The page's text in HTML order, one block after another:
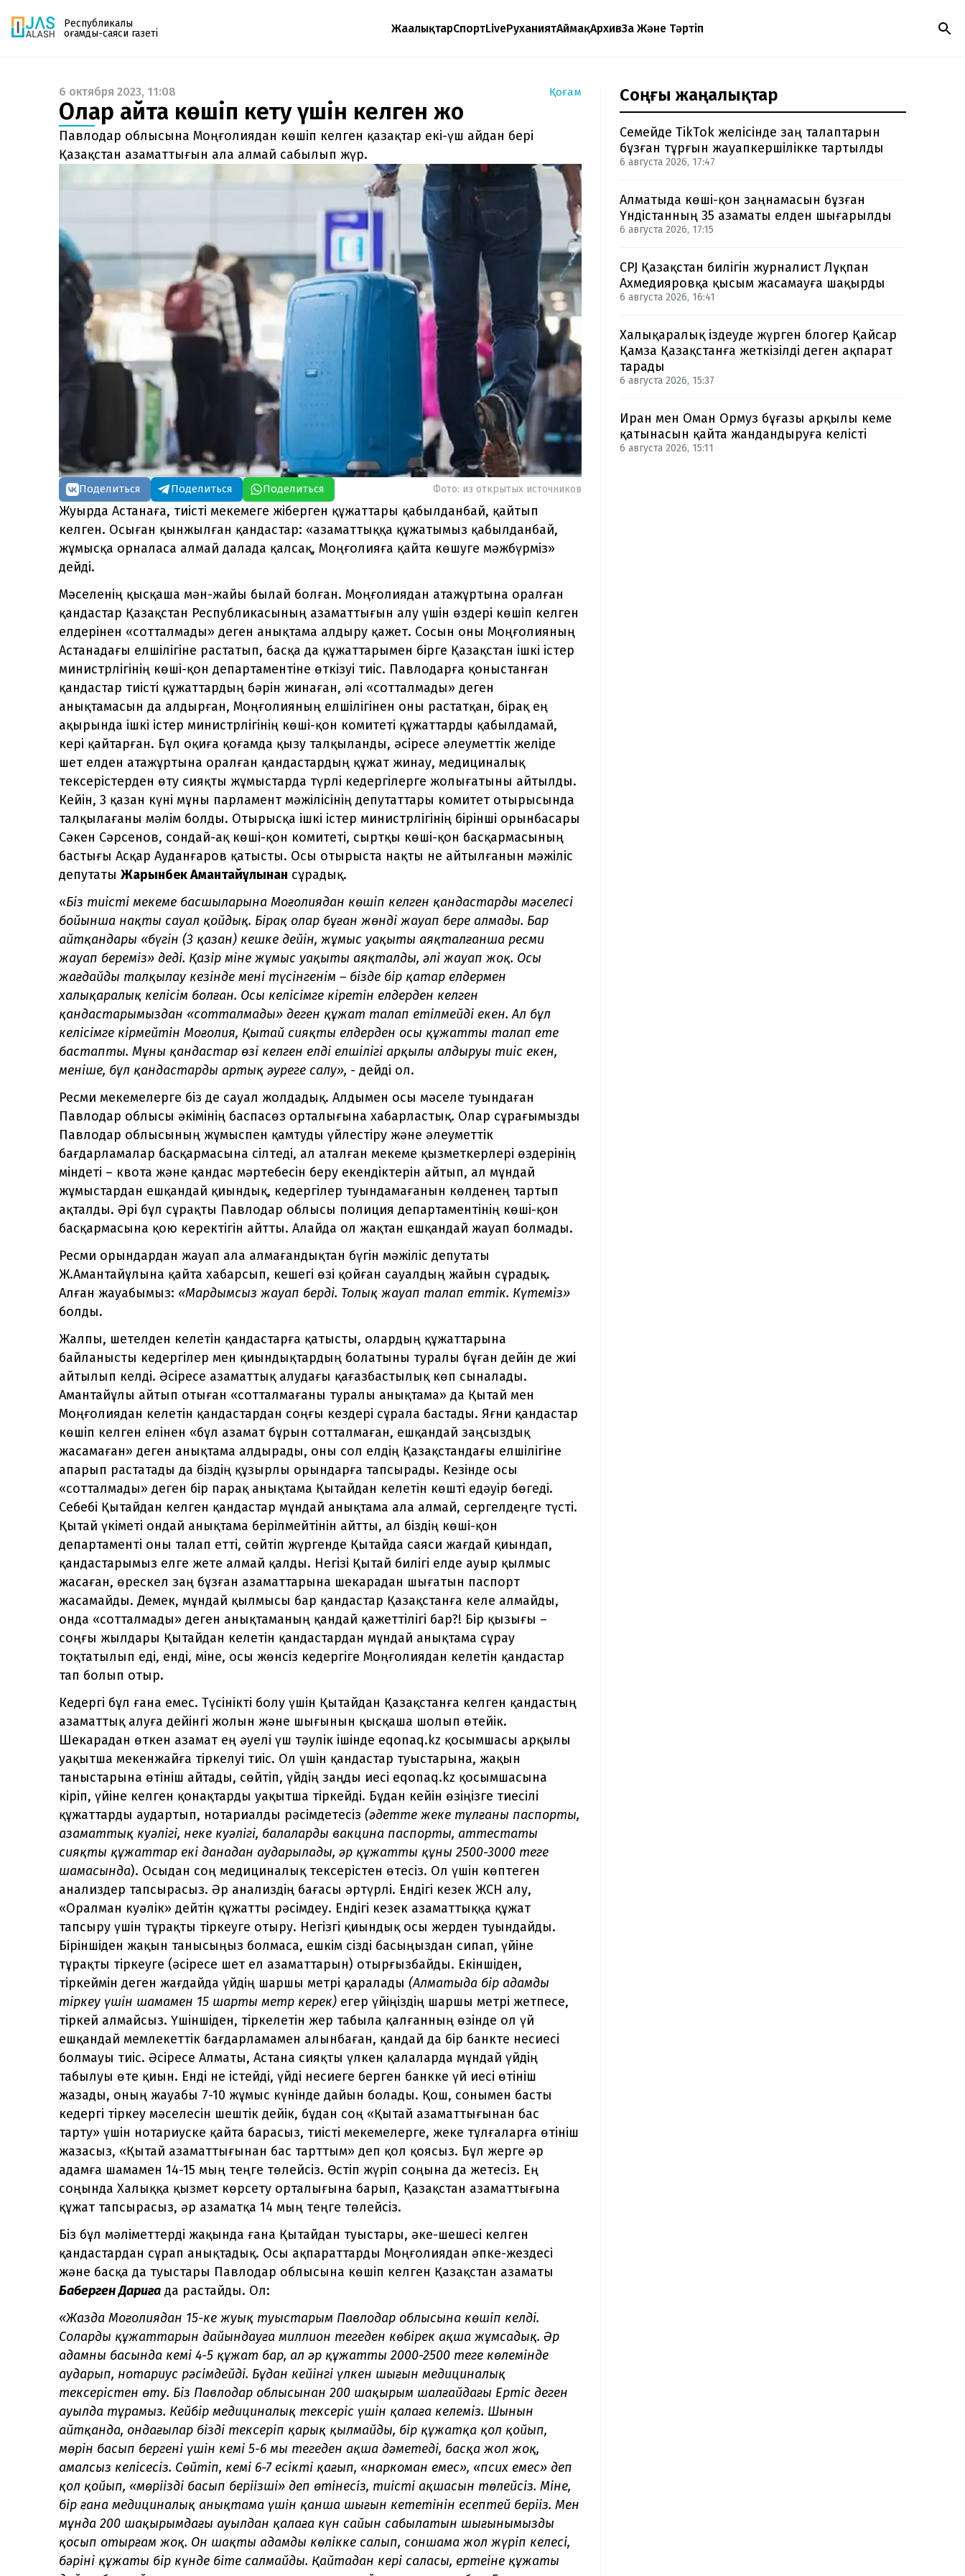
Республикалық
қоғамдық-саяси газеті
ЖаңалықтарСпортLiveРуханиятАймақАрхивЗаң Және Тәртіп
Газетке жазылу
PDF форматтағы газетті ай сайын электронды
поштаңызға алып отырыңыз. Жаңа нөмір
шыққан сәтте сізге бірден жіберіледі. Тек email
енгізіңіз, біз қалғанын өзіміз жібереміз.
6 октября 2023, 11:08 Қоғам
Олар қайта көшіп кету үшін келген жоқ
Павлодар облысына Моңғолиядан көшіп келген қазақтар екі-үш айдан бері
Қазақстан азаматтығын ала алмай сабылып жүр.
Поделиться Поделиться Поделиться Фото: из открытых источников
Жуырда Астанаға, тиісті мекемеге жіберген құжаттары қабылданбай, қайтып
келген. Осыған қынжылған қандастар: «азаматтыққа құжатымыз қабылданбай,
жұмысқа орналаса алмай далада қалсақ, Моңғолияға қайта көшуге мәжбүрміз»
дейді.
Мәселенің қысқаша мән-жайы былай болған. Моңғолиядан атажұртына оралған
қандастар Қазақстан Республикасының азаматтығын алу үшін өздері көшіп келген
елдерінен «сотталмады» деген анықтама алдыру қажет. Сосын оны Моңғолияның
Астанадағы елшілігіне растатып, басқа да құжаттарымен бірге Қазақстан ішкі істер
министрлігінің көші-қон департаментіне өткізуі тиіс. Павлодарға қоныстанған
қандастар тиісті құжаттардың бәрін жинаған, әлі «сотталмады» деген
анықтамасын да алдырған, Моңғолияның елшілігінен оны растатқан, бірақ ең
ақырында ішкі істер министрлігінің көші-қон комитеті құжаттарды қабылдамай,
кері қайтарған. Бұл оқиға қоғамда қызу талқыланды, әсіресе әлеуметтік желіде
шет елден атажұртына оралған қандастардың құжат жинау, медициналық
тексерістерден өту сияқты жұмыстарда түрлі кедергілерге жолығатыны айтылды.
Кейін, 3 қазан күні мұны парламент мәжілісінің депутаттары комитет отырысында
талқылағаны мәлім болды. Отырысқа ішкі істер министрлігінің бірінші орынбасары
Сәкен Сәрсенов, сондай-ақ көші-қон комитеті, сыртқы көші-қон басқармасының
бастығы Асқар Ауданғаров қатысты. Осы отырыста нақты не айтылғанын мәжіліс
депутаты Жарқынбек Амантайұлынан сұрадық.
«Біз тиісті мекеме басшыларына Моңғолиядан көшіп келген қандастардың мәселесі
бойынша нақты сауал қойдық. Бірақ олар бұған жөнді жауап бере алмады. Бар
айтқандары «бүгін (3 қазан) кешке дейін, жұмыс уақыты аяқталғанша ресми
жауап береміз» деді. Қазір міне жұмыс уақыты аяқталды, әлі жауап жоқ. Осы
жағдайды талқылау кезінде менің түсінгенім – бізде бір қатар елдермен
халықаралық келісім болған. Осы келісімге кіретін елдерден келген
қандастарымыздан «сотталмады» деген құжат талап етілмейді екен. Ал бұл
келісімге кірмейтін Моңғолия, Қытай сияқты елдерден осы құжатты талап ете
бастапты. Мұны қандастар өзі келген елдің елшілігі арқылы алдыруы тиіс екен,
меніңше, бұл қандастарды артық әуреге салу», - дейді ол.
Ресми мекемелерге біз де сауал жолдадық. Алдымен осы мәселе туындаған
Павлодар облысы әкімінің баспасөз орталығына хабарластық. Олар сұрағымызды
Павлодар облысының жұмыспен қамтуды үйлестіру және әлеуметтік
бағдарламалар басқармасына сілтеді, ал аталған мекеме қызметкерлері өздерінің
міндеті – квота және қандас мәртебесін беру екендіктерін айтып, ал мұндай
жұмыстардан ешқандай қиындық, кедергілер туындамағанын көлденең тартып
ақталды. Әрі бұл сұрақты Павлодар облысы полиция департаментінің көші-қон
басқармасына қою керектігін айтты. Алайда ол жақтан ешқандай жауап болмады.
Ресми орындардан жауап ала алмағандықтан бүгін мәжіліс депутаты
Ж.Амантайұлына қайта хабарсып, кешегі өзі қойған сауалдың жайын сұрадық.
Алған жауабымыз: «Мардымсыз жауап берді. Толық жауап талап еттік. Күтеміз»
болды.
Жалпы, шетелден келетін қандастарға қатысты, олардың құжаттарына
байланысты кедергілер мен қиындықтардың болатыны туралы бұған дейін де жиі
айтылып келді. Әсіресе азаматтық алудағы қағазбастылық көп сыналады.
Амантайұлы айтып отыған «сотталмағаны туралы анықтама» да Қытай мен
Моңғолиядан келетін қандастардан соңғы кездері сұрала бастады. Яғни қандастар
көшіп келген елінен «бұл азамат бұрын сотталмаған, ешқандай заңсыздық
жасамаған» деген анықтама алдырады, оны сол елдің Қазақстандағы елшілігіне
апарып растатады да біздің құзырлы орындарға тапсырады. Кезінде осы
«сотталмады» деген бір парақ анықтама Қытайдан келетін көшті едәуір бөгеді.
Себебі Қытайдан келген қандастар мұндай анықтама ала алмай, сергелдеңге түсті.
Қытай үкіметі ондай анықтама берілмейтінін айтты, ал біздің көші-қон
департаменті оны талап етті, сөйтіп жүргенде Қытайда саяси жағдай қиындап,
қандастарымыз елге жете алмай қалды. Негізі Қытай билігі елде ауыр қылмыс
жасаған, өрескел заң бұзған азаматтарына шекарадан шығатын паспорт
жасамайды. Демек, мұндай қылмысы бар қандастар Қазақстанға келе алмайды,
онда «сотталмады» деген анықтаманың қандай қажеттілігі бар?! Бір қызығы –
соңғы жылдары Қытайдан келетін қандастардан мұндай анықтама сұрау
тоқтатылып еді, енді, міне, осы жөнсіз кедергіге Моңғолиядан келетін қандастар
тап болып отыр.
Кедергі бұл ғана емес. Түсінікті болу үшін Қытайдан Қазақстанға келген қандастың
азаматтық алуға дейінгі жолын және шығынын қысқаша шолып өтейік.
Шекарадан өткен азамат ең әуелі үш тәулік ішінде eqonaq.kz қосымшасы арқылы
уақытша мекенжайға тіркелуі тиіс. Ол үшін қандастар туыстарына, жақын
таныстарына өтініш айтады, сөйтіп, үйдің заңды иесі eqonaq.kz қосымшасына
кіріп, үйіне келген қонақтарды уақытша тіркейді. Бұдан кейін өзіңізге тиесілі
құжаттарды аудартып, нотариалды рәсімдетесіз (әдетте жеке тұлғаның паспорты,
азаматтық куәлігі, неке куәлігі, балалардың вакцина паспорты, аттестаты
сияқты құжаттар екі данадан аударылады, әр құжаттың құны 2500-3000 теңге
шамасында). Осыдан соң медициналық тексерістен өтесіз. Ол үшін көптеген
анализдер тапсырасыз. Әр анализдің бағасы әртүрлі. Ендігі кезек ЖСН алу,
«Оралман куәлік» дейтін құжатты рәсімдеу. Ендігі кезек азаматтыққа құжат
тапсыру үшін тұрақты тіркеуге отыру. Негізгі қиындық осы жерден туындайды.
Біріншіден жақын танысыңыз болмаса, ешкім сізді басыңыздан сипап, үйіне
тұрақты тіркеуге (әсіресе шет ел азаматтарын) отырғызбайды. Екіншіден,
тіркеймін деген жағдайда үйдің шаршы метрі қаралады (Алматыда бір адамды
тіркеу үшін шамамен 15 шарты метр керек) егер үйіңіздің шаршы метрі жетпесе,
тіркей алмайсыз. Үшіншіден, тіркелетін жер табыла қалғанның өзінде ол үй
ешқандай мемлекеттік бағдарламамен алынбаған, қандай да бір банкте несиесі
болмауы тиіс. Әсіресе Алматы, Астана сияқты үлкен қалаларда мұндай үйдің
табылуы өте қиын. Енді не істейді, үйді несиеге берген банкке үй иесі өтініш
жазады, оның жауабы 7-10 жұмыс күнінде дайын болады. Қош, сонымен басты
кедергі тіркеу мәселесін шештік дейік, бұдан соң «Қытай азаматтығынан бас
тарту» үшін нотариуске қайта барасыз, тиісті мекемелерге, жеке тұлғаларға өтініш
жазасыз, «Қытай азаматтығынан бас тарттым» деп қол қоясыз. Бұл жерге әр
адамға шамамен 14-15 мың теңге төлейсіз. Өстіп жүріп соңына да жетесіз. Ең
соңында Халыққа қызмет көрсету орталығына барып, Қазақстан азаматтығына
құжат тапсырасыз, әр азаматқа 14 мың теңге төлейсіз.
Біз бұл мәліметтерді жақында ғана Қытайдан туыстары, әке-шешесі келген
қандастардан сұрап анықтадық. Осы ақпараттарды Моңғолиядан әпке-жездесі
және басқа да туыстары Павлодар облысына көшіп келген Қазақстан азаматы
Бақберген Дариға да растайды. Ол:
«Жазда Моңғолиядан 15-ке жуық туыстарым Павлодар облысына көшіп келді.
Солардың құжаттарын дайындауға миллион теңгеден көбірек ақша жұмсадық. Әр
адамның басында кемі 4-5 құжат бар, ал әр құжатты 2000-2500 теңге көлемінде
аударып, нотариус рәсімдейді. Бұдан кейінгі үлкен шығын медициналық
тексерістен өту. Біз Павлодар облысынан 200 шақырым шалғайдағы Ертіс деген
ауылда тұрамыз. Кейбір медициналық тексеріс үшін қалаға келеміз. Шынын
айтқанда, ондағылар бізді тексеріп қарық қылмайды, бір құжатқа қол қойып,
мөрін басып бергені үшін кемі 5-6 мың теңгеден ақша дәметеді, басқа жол жоқ,
амалсыз келісесіз. Сөйтіп, кемі 6-7 есікті қағып, «наркоман емес», «псих емес» деп
қол қойып, «мөріңізді басып беріңізші» деп өтінесіз, тиісті ақшасын төлейсіз. Міне,
бір ғана медициналық анықтама үшін қанша шығын кететінін есептей беріңіз. Мен
мұнда 200 шақырымдағы ауылдан қалаға күн сайын сабылатын шығынымызды
қосып отырғам жоқ. Он шақты адамды көлікке салып, соншама жол жүріп келесің,
бәрінің құжаты бір күнде біте салмайды. Қайтадан кері саласың, ертеңіне құжаты
Соңғы жаңалықтар
Семейде TikTok желісінде заң талаптарын
бұзған тұрғын жауапкершілікке тартылды
6 августа 2026, 17:47
Алматыда көші-қон заңнамасын бұзған
Үндістанның 35 азаматы елден шығарылды
6 августа 2026, 17:15
CPJ Қазақстан билігін журналист Лұқпан
Ахмедияровқа қысым жасамауға шақырды
6 августа 2026, 16:41
Халықаралық іздеуде жүрген блогер Қайсар
Қамза Қазақстанға жеткізілді деген ақпарат
тарады
6 августа 2026, 15:37
Иран мен Оман Ормуз бұғазы арқылы кеме
қатынасын қайта жандандыруға келісті
6 августа 2026, 15:11